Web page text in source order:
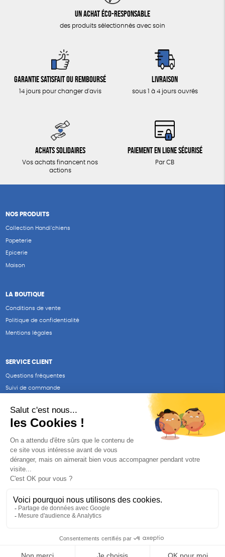
Un achat éco-responsable
des produits sélectionnés avec soin
Garantie satisfait ou remboursé
14 jours pour changer d'avis
Livraison
sous 1 à 4 jours ouvrés
Achats solidaires
Vos achats financent nos
actions
Paiement en ligne sécurisé
Par CB
NOS PRODUITS
Collection Handi’chiens
Papeterie
Epicerie
Maison
LA BOUTIQUE
Conditions de vente
Politique de confidentialité
Mentions légales
SERVICE CLIENT
Questions fréquentes
Suivi de commande
Renvoyer des articles
SUIVEZ-NOUS
Une boutique élaborée avec par RGOODS
DESCRIPTION CARACTÉRISTIQUES AVIS CLIENTS